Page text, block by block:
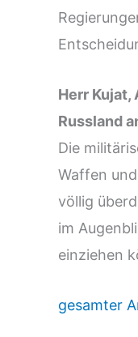
Herr
Russland
Die
Waffen
völlig
im
einziehen
gesamter